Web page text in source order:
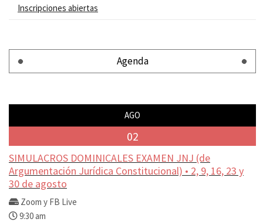
Inscripciones abiertas
Agenda
AGO
02
SIMULACROS DOMINICALES EXAMEN JNJ (de
Argumentación Jurídica Constitucional) • 2, 9, 16, 23 y
30 de agosto
Zoom y FB Live
9:30 am